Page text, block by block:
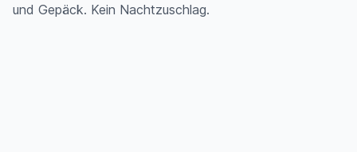
und Gepäck. Kein Nachtzuschlag.